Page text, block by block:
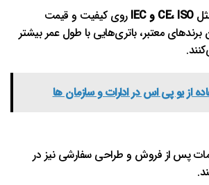
CE، ISO و IEC
روی کیفیت و قیمت
برندهای معتبر، باتری‌هایی با طول عمر بیشتر
از یو پی اس در ادارات و سازمان ها
خدمات پس از فروش و طراحی سفارشی نیز در